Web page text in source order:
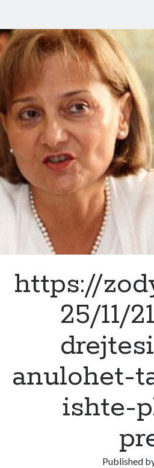
https://
25/11/
anulohet-
ishte-
Published